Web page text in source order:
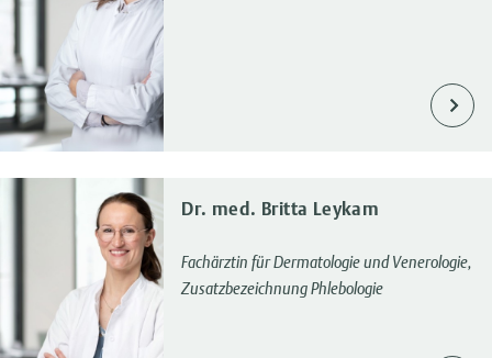
Dr. med. Britta Leykam
Fachärztin für Dermatologie und Venerologie,
Zusatzbezeichnung Phlebologie